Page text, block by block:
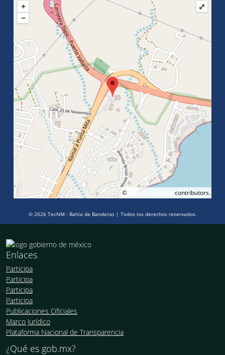
+
−
© OpenStreetMap contributors.
⤢
© 2026 TecNM - Bahía de Banderas | Todos los derechos reservados.
Enlaces
Participa
Participa
Participa
Participa
Publicaciones Oficiales
Marco Jurídico
Plataforma Nacional de Transparencia
¿Qué es gob.mx?